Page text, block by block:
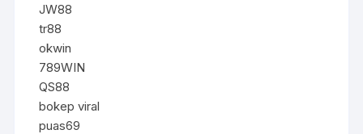
JW88
tr88
okwin
789WIN
QS88
bokep viral
puas69